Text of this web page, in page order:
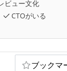
ビュー文化
CTOがいる
ブックマ